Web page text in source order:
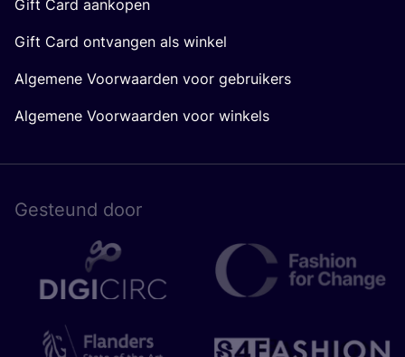
Gift Card aankopen
Gift Card ontvangen als winkel
Algemene Voorwaarden voor gebruikers
Algemene Voorwaarden voor winkels
Gesteund door